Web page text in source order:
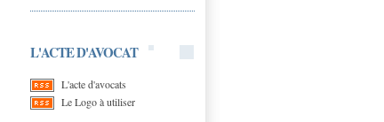
L'ACTE D'AVOCAT
L'acte d'avocats
Le Logo à utiliser